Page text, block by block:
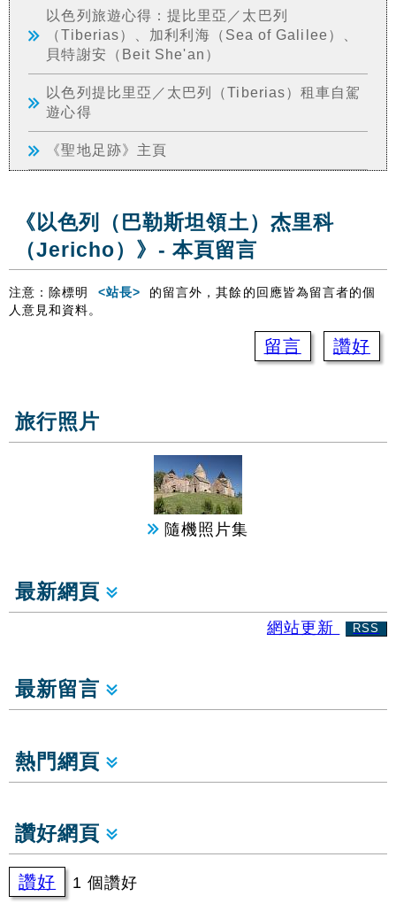
以色列旅遊心得：提比里亞／太巴列
（Tiberias）、加利利海（Sea of Galilee）、
貝特謝安（Beit She'an）
以色列提比里亞／太巴列（Tiberias）租車自駕
遊心得
《聖地足跡》主頁
《以色列（巴勒斯坦領土）杰里科
（Jericho）》- 本頁留言
注意：除標明 <站長>
的留言外，其餘的回應皆為留言者的個
人意見和資料。
留言 讚好
旅行照片
隨機照片集
最新網頁
網站更新 RSS
最新留言
熱門網頁
讚好網頁
讚好 1 個讚好